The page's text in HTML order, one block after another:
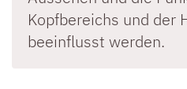
Kopfbereichs und der
beeinflusst werden.